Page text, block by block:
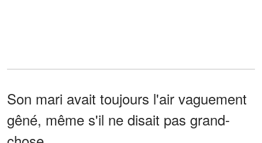
Son mari avait toujours l'air vaguement
gêné, même s'il ne disait pas grand-